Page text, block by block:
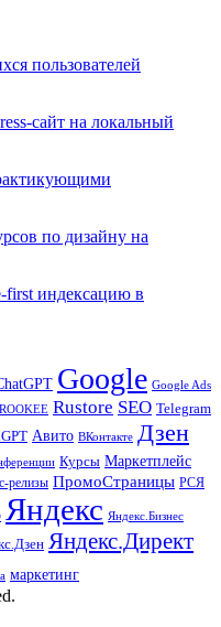
пользователей
сайт на локальный
по дизайну на
first индексацию в
Google Google Ads
ROOKEE Rustore SEO Telegram
Авито ВКонтакте Дзен
Курсы Маркетплейс
релизы ПромоСтраницы РСЯ
Яндекс Яндекс.Бизнес
Яндекс.Директ
маркетинг